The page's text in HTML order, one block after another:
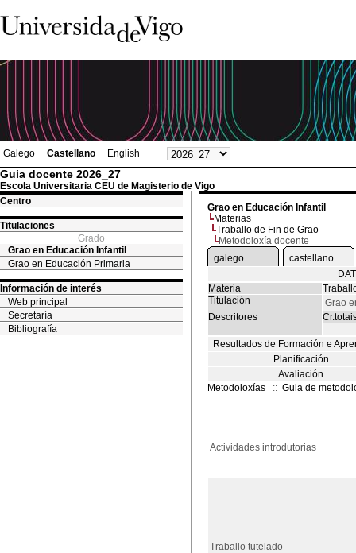
Galego Castellano English
Guia docente 2026_27
Escola Universitaria CEU de Magisterio de Vigo
Centro
Titulaciones
Grado
Grao en Educación Infantil
Grao en Educación Primaria
Información de interés
Web principal
Secretaría
Bibliografía
Grao en Educación Infantil
Materias
Traballo de Fin de Grao
Metodoloxía docente
galego
castellano
Materia
Titulación
Grao
Descritores
Resultados de Formación e
Planificación
Avaliación
Metodoloxías
:: Guia de
Actividades introdutorias
Traballo tutelado